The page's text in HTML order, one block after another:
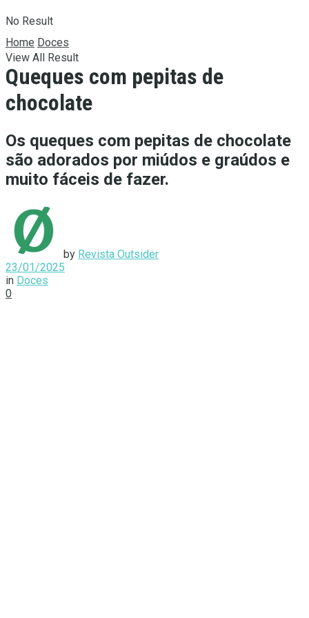
No Result
View All Result
Home Doces
Queques com pepitas de
chocolate
Os queques com pepitas de chocolate
são adorados por miúdos e graúdos e
muito fáceis de fazer.
by Revista Outsider
23/01/2025
in Doces
0